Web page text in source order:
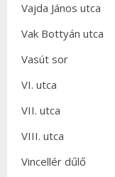
Vajda János utca
Vak Bottyán utca
Vasút sor
VI. utca
VII. utca
VIII. utca
Vincellér dűlő